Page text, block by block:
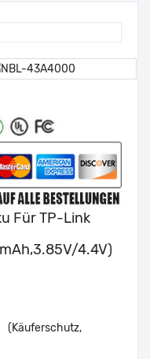
Für TP-Link
4.4V)
(Käuferschutz,